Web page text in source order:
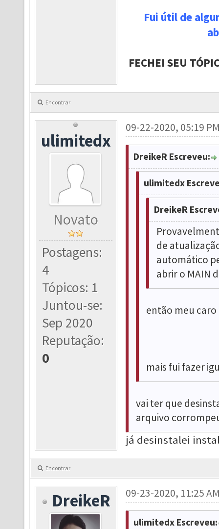
Fui útil de
FECHEI SEU
Encontrar
ulimitedx
Novato
Postagens:
4
Tópicos: 1
Juntou-se:
Sep 2020
Reputação:
0
09-22-2020, 05:19
DreikeR Escreveu:
ulimitedx
DreikeR
de
automático
abrir o MAIN
então meu
mais fui fazer
vai ter que
arquivo
já desinstalei
Encontrar
DreikeR 09-23-2020, 11:25
ulimitedx Escreveu: